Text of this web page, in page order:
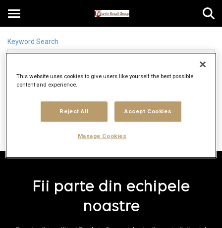
Toggle
RO
Keyword Search
Location Search
Încearcă „New York”
Găsește locuri de muncă
Fii parte din echipele
noastre
This website uses cookies to give users like yourself the best possible
content and experience.
Reject All Accept Cookies
Manage Cookies